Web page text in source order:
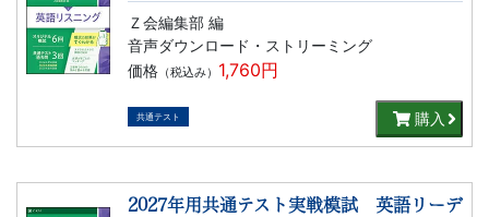
か
語
学
Ｚ会編集部 編
音声ダウンロード・ストリーミング
価格（税込み） 1,760円
共通テスト 購入
2027年用共通テスト実戦模試 英語リーデ